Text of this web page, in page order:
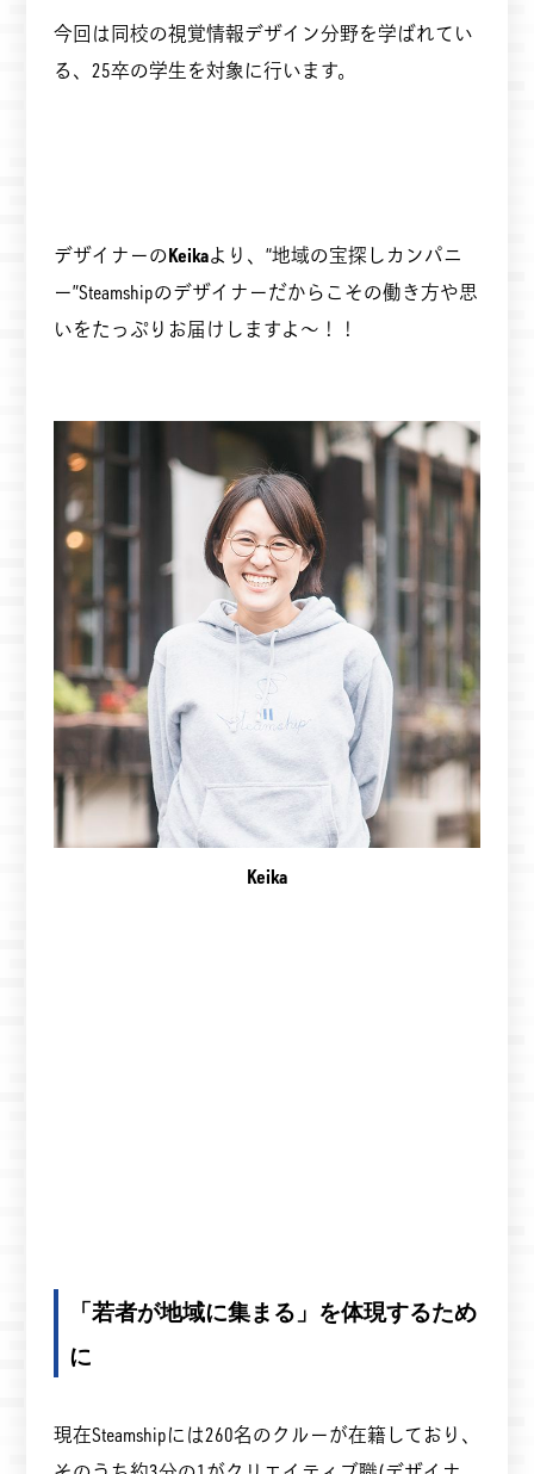
今回は同校の視覚情報デザイン分野を学ばれてい
る、25卒の学生を対象に行います。
デザイナーのKeikaより、“地域の宝探しカンパニ
ー”Steamshipのデザイナーだからこその働き方や思
いをたっぷりお届けしますよ～！！
Keika
「若者が地域に集まる」を体現するため
に
現在Steamshipには260名のクルーが在籍しており、